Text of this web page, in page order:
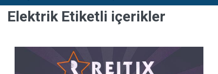
Elektrik Etiketli içerikler